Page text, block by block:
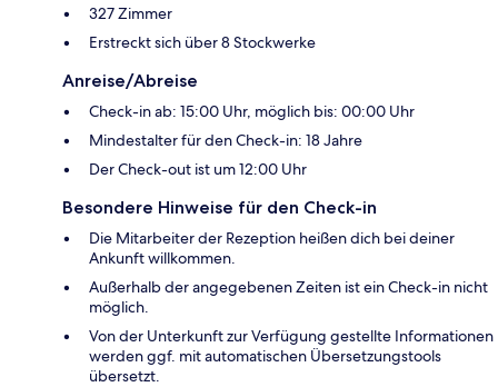
327 Zimmer
Erstreckt sich über 8 Stockwerke
Anreise/Abreise
Check-in ab: 15:00 Uhr, möglich bis: 00:00 Uhr
Mindestalter für den Check-in: 18 Jahre
Der Check-out ist um 12:00 Uhr
Besondere Hinweise für den Check-in
Die Mitarbeiter der Rezeption heißen dich bei deiner
Ankunft willkommen.
Außerhalb der angegebenen Zeiten ist ein Check-in nicht
möglich.
Von der Unterkunft zur Verfügung gestellte Informationen
werden ggf. mit automatischen Übersetzungstools
übersetzt.